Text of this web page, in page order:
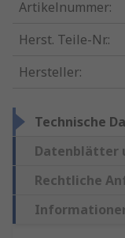
Artikelnummer:
Herst. Teile-Nr.:
Hersteller:
Technische
Datenblätter
Rechtliche